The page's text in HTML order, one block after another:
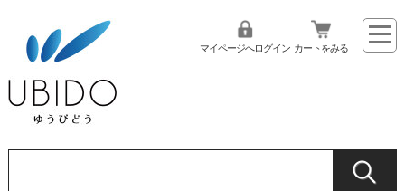
マイページへログイン カートをみる